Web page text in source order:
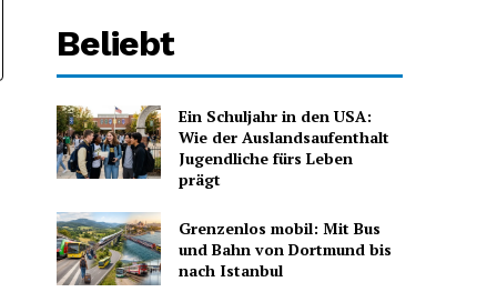
Beliebt
Ein Schuljahr in den USA:
Wie der Auslandsaufenthalt
Jugendliche fürs Leben
prägt
Grenzenlos mobil: Mit Bus
und Bahn von Dortmund bis
nach Istanbul